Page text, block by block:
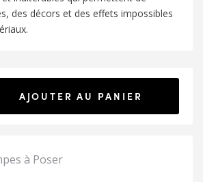
des décors et des effets impossibles
AJOUTER AU PANIER
à Poser